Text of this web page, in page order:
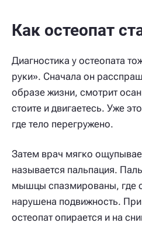
Как остеопат
Диагностика у остеопата
руки». Сначала он
образе жизни, смотрит
стоите и двигаетесь. Уже
где тело перегружено.
Затем врач мягко
называется пальпация.
мышцы спазмированы, где
нарушена подвижность.
остеопат опирается и на